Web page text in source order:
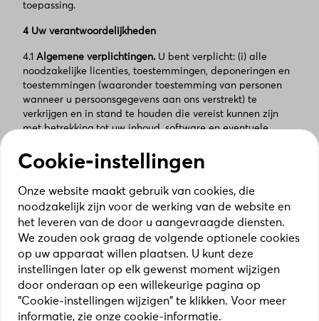
toepassing.
4 Uw verantwoordelijkheden
4.1 Algemene verplichtingen. U bent verplicht: (i) alle
noodzakelijke licenties, toestemmingen, deponeringen en
toestemmingen (waaronder toestemming van personen
wanneer u persoonsgegevens aan ons verstrekt) te
verkrijgen en in stand te houden die vereist kunnen zijn
met betrekking tot uw inhoud, software en eventuele
uw accounts in verband met het portaal wordt verstrekt;
(ii) wanneer u externe items gebruikt, de respectieve
gebruiksvoorwaarden en de licentievoorwaarden in
verband met externe items na te leven; (iii) zonder
onnodige vertraging, de benodigde software en eventuele
door ons verstrekte updates of upgrades (in
overeenstemming met de respectievelijke specificaties en
instructies) volledig en nauwkeurig op uw
computersystemen en/of mobiele apparaten (voor zover
van toepassing) te installeren; (iv) eventuele beperkingen
met betrekking tot toegestane gebruikerstypen na te
leven; (v) te voldoen aan onze redelijke instructies met
Cookie-instellingen
Onze website maakt gebruik van cookies, die
noodzakelijk zijn voor de werking van de website en
het leveren van de door u aangevraagde diensten.
We zouden ook graag de volgende optionele cookies
op uw apparaat willen plaatsen. U kunt deze
instellingen later op elk gewenst moment wijzigen
door onderaan op een willekeurige pagina op
"Cookie-instellingen wijzigen" te klikken. Voor meer
informatie, zie onze cookie-informatie.